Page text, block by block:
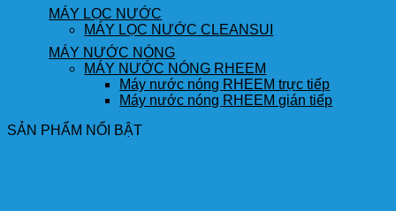
MÁY LỌC NƯỚC
MÁY LỌC NƯỚC CLEANSUI
MÁY NƯỚC NÓNG
MÁY NƯỚC NÓNG RHEEM
Máy nước nóng RHEEM trực tiếp
Máy nước nóng RHEEM gián tiếp
SẢN PHẨM NỔI BẬT